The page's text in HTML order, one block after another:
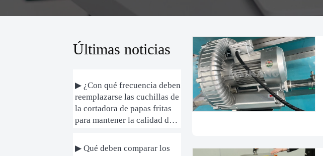
Últimas noticias
▶ ¿Con qué frecuencia deben
reemplazarse las cuchillas de
la cortadora de papas fritas
para mantener la calidad del
▶ Qué deben comparar los